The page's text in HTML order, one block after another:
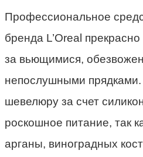
Профессиональное
бренда L’Oreal
за вьющимися,
непослушными
шевелюру за счет
роскошное питание, так
арганы, виноградных